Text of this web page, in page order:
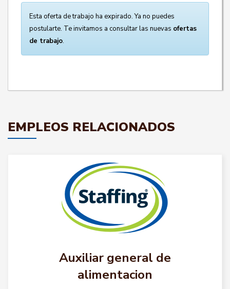
Esta oferta de trabajo ha expirado. Ya no puedes
postularte. Te invitamos a consultar las nuevas ofertas
de trabajo.
EMPLEOS RELACIONADOS
Auxiliar general de
alimentacion